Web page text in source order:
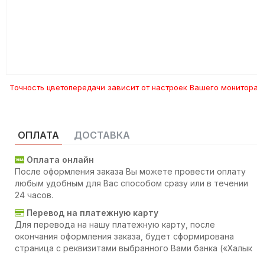
Точность цветопередачи зависит от настроек Вашего
ОПЛАТА ДОСТАВКА
Оплата онлайн
После оформления заказа Вы можете провести оплату
любым удобным для Вас способом сразу или в течении
24 часов.
Перевод на платежную карту
Для перевода на нашу платежную карту, после
окончания оформления заказа, будет сформирована
страница с реквизитами выбранного Вами банка («Халык